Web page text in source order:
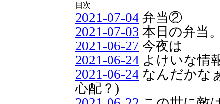
目次
2021-07-04 弁当②
2021-07-03 本日の弁当
2021-06-27 今夜は
2021-06-24 よけいな情
2021-06-24 なんだかな
心配？)